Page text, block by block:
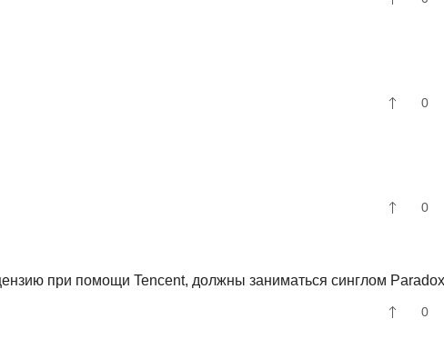
0
0
при помощи Tencent, должны заниматься синглом
0